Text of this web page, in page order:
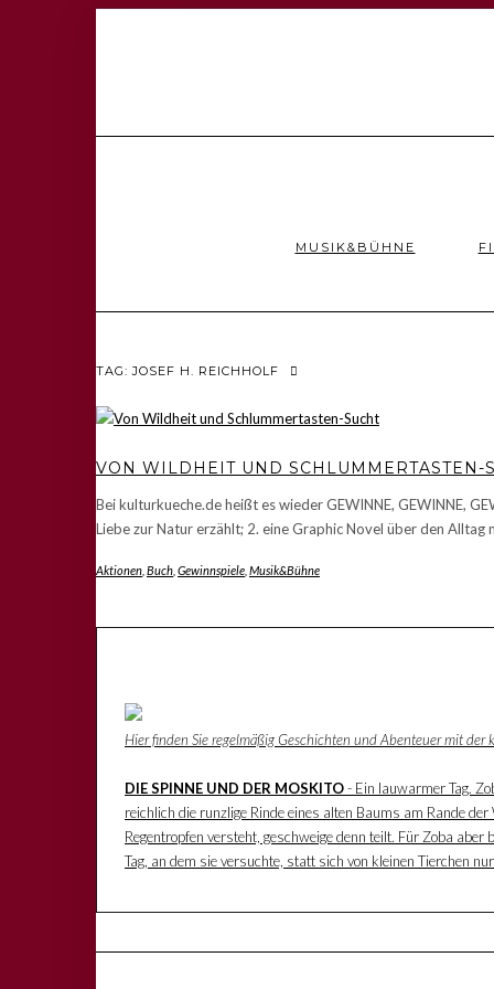
MUSIK&BÜHNE
TAG: JOSEF H. REICHHOLF
VON WILDHEIT UND SCHLUMMERTASTEN-
Bei kulturkueche.de heißt es wieder GEWINNE, GEWINNE,
Liebe zur Natur erzählt; 2. eine Graphic Novel über den
Aktionen Buch Gewinnspiele Musik&Bühne
Hier finden Sie regelmäßig Geschichten und Abenteuer mit
DIE SPINNE UND DER MOSKITO- Ein lauwarmer Tag.
reichlich die runzlige Rinde eines alten Baums am Rande
Regentropfen versteht, geschweige denn teilt. Für Zoba
Tag, an dem sie versuchte, statt sich von kleinen Tierchen